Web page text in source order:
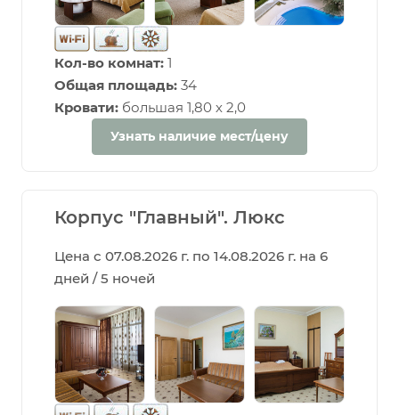
Кол-во комнат: 1
Общая площадь: 34
Кровати: большая 1,80 х 2,0
Узнать наличие мест/цену
Корпус "Главный". Люкс
Цена с 07.08.2026 г. по 14.08.2026 г. на 6
дней / 5 ночей